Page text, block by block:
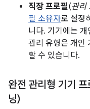
직장 프로필(관리
필 소유자로 설정
니다. 기기에는 개
관리 유형은 개인
할 수 있습니다.
완전 관리형 기기
닝)